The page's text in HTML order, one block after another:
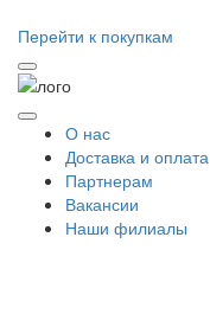
Перейти к покупкам
О нас
Доставка и оплата
Партнерам
Вакансии
Наши филиалы